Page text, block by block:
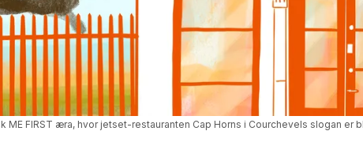
ME FIRST æra, hvor jetset-restauranten Cap Horns i Courchevels slogan